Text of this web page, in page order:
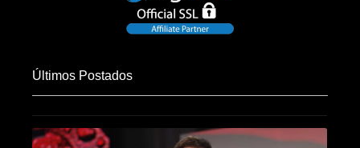
Últimos Postados